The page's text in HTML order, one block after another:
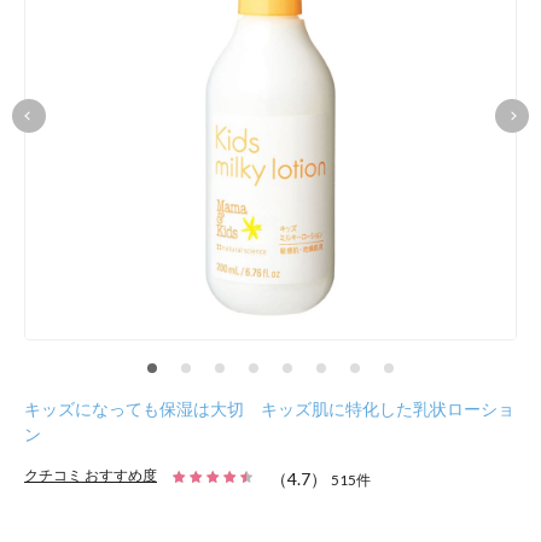
キッズになっても保湿は大切 キッズ肌に特化した乳状ローショ
ン
クチコミ おすすめ度 （4.7） 515件